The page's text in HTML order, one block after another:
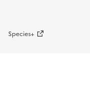
Species+